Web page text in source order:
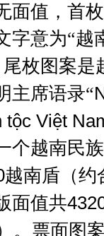
面值，首
字意为“越
尾枚图案是
主席语录“
tộc Việt
个越南民族
越南盾（约
面值共432
。票面图